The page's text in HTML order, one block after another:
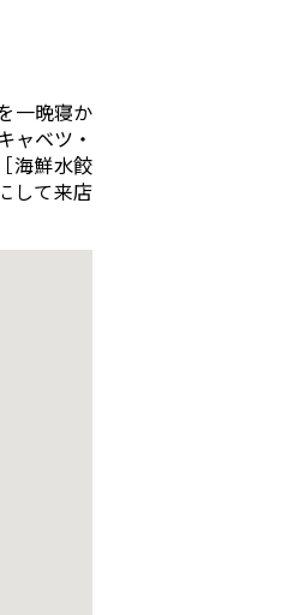
一晩寝か
ャベツ・
海鮮水餃
して来店